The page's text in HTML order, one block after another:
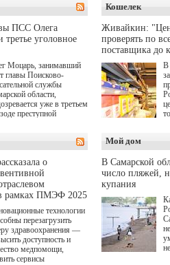
направленные
и более
адаптацию к
жизни.
ПСС Олега
уголовное
Моцарь, занимавший
главы Поисково-
службы
области,
уже в третьем
преступной
полномочий,
он находится в СИЗО.
Кошелек
Живайкин:
проверять по
поставщика до
В
о
рамках ПМЭФ 2025
технологии
перезагрузить
здравоохранения —
доступность и
медпомощи,
сервисы
Мой дом
В Самарской
число пляжей,
купания